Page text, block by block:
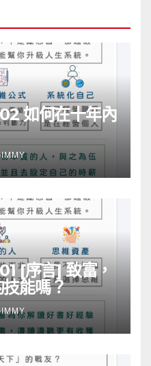
如何在十年內
[序言] 致富，
能嗎？